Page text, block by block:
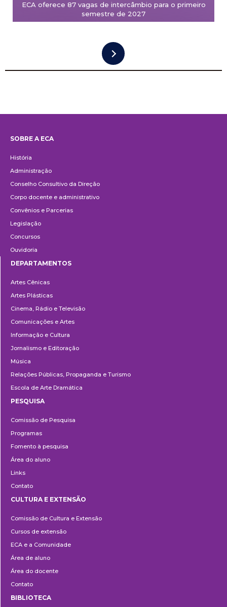
ECA oferece 87 vagas de intercâmbio para o primeiro
semestre de 2027
SOBRE A ECA
História
Administração
Conselho Consultivo da Direção
Corpo docente e administrativo
Convênios e Parcerias
Legislação
Concursos
Ouvidoria
DEPARTAMENTOS
Artes Cênicas
Artes Plásticas
Cinema, Rádio e Televisão
Comunicações e Artes
Informação e Cultura
Jornalismo e Editoração
Música
Relações Públicas, Propaganda e Turismo
Escola de Arte Dramática
PESQUISA
Comissão de Pesquisa
Programas
Fomento à pesquisa
Área do aluno
Links
Contato
e
Extensão
CULTURA E EXTENSÃO
Comissão de Cultura e Extensão
Cursos de extensão
ECA e a Comunidade
Área de aluno
Área do docente
Contato
BIBLIOTECA